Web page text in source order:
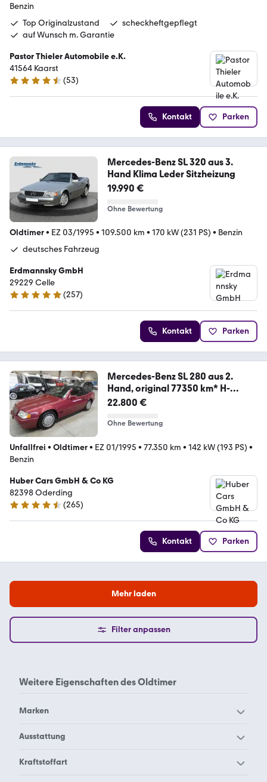
Benzin
Top Originalzustand
scheckheftgepflegt
auf Wunsch m. Garantie
Pastor Thieler Automobile e.K.
41564 Kaarst
4.7 Sterne
(53)
Kontakt Parken
Mercedes-Benz SL 320 aus 3.
Hand Klima Leder Sitzheizung
19.990 €
Ohne Bewertung
Oldtimer• EZ 03/1995 • 109.500 km • 170 kW (231 PS) • Benzin
deutsches Fahrzeug
Erdmannsky GmbH
29229 Celle
4.8 Sterne
(257)
Kontakt Parken
Mercedes-Benz SL 280 aus 2.
Hand, original 77350 km* H-
Kennz.
22.800 €
Ohne Bewertung
Unfallfrei • Oldtimer• EZ 01/1995 • 77.350 km • 142 kW (193 PS) •
Benzin
Huber Cars GmbH & Co KG
82398 Oderding
4.7 Sterne
(265)
Kontakt Parken
Mehr laden
Filter anpassen
Weitere Eigenschaften desOldtimer
Marken
Alfa Romeo Oldtimer
Ausstattung
Allradantrieb Oldtimer
Kraftstoffart